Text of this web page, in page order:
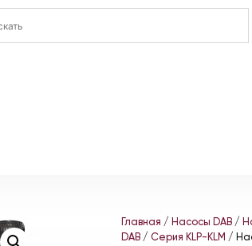
Главная / Насосы DAB/
DAB/ Серия KLP-KLM /